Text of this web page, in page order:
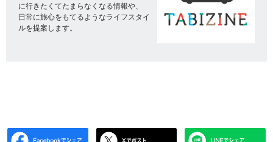
に行きたくてたまらなくなる情報や、
日常に旅心をもてるようなライフスタイ
ルを提案します。